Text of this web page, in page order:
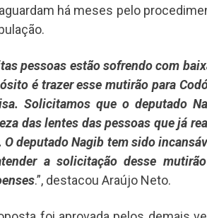
há meses pelo
pessoas estão sofrendo com
é trazer esse mutirão para
Solicitamos que o deputado
das lentes das pessoas que já
O deputado Nagib tem sido
a solicitação desse
.”, destacou Araújo Neto.